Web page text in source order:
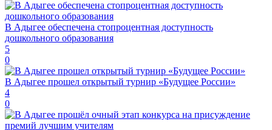
В Адыгее обеспечена стопроцентная доступность
дошкольного образования
5
0
В Адыгее прошел открытый турнир «Будущее России»
4
0